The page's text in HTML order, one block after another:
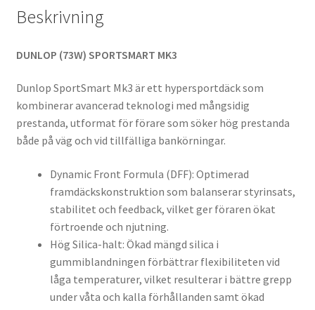
Beskrivning
DUNLOP (73W) SPORTSMART MK3
Dunlop SportSmart Mk3 är ett hypersportdäck som
kombinerar avancerad teknologi med mångsidig
prestanda, utformat för förare som söker hög prestanda
både på väg och vid tillfälliga bankörningar.
Dynamic Front Formula (DFF): Optimerad
framdäckskonstruktion som balanserar styrinsats,
stabilitet och feedback, vilket ger föraren ökat
förtroende och njutning.
Hög Silica-halt: Ökad mängd silica i
gummiblandningen förbättrar flexibiliteten vid
låga temperaturer, vilket resulterar i bättre grepp
under våta och kalla förhållanden samt ökad